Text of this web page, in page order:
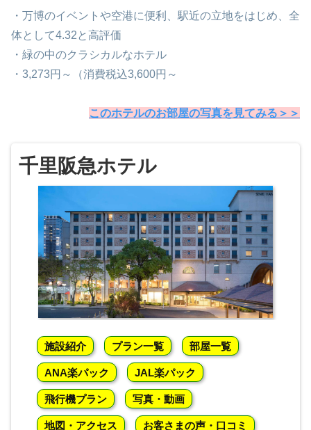
・万博のイベントや空港に便利、駅近の立地をはじめ、全
体として4.32と高評価
・緑の中のクラシカルなホテル
・3,273円～
（消費税込3,600円～
このホテルのお部屋の写真を見てみる＞＞
千里阪急ホテル
施設紹介 プラン一覧 部屋一覧
ANA楽パック JAL楽パック
飛行機プラン 写真・動画
地図・アクセス お客さまの声・口コミ